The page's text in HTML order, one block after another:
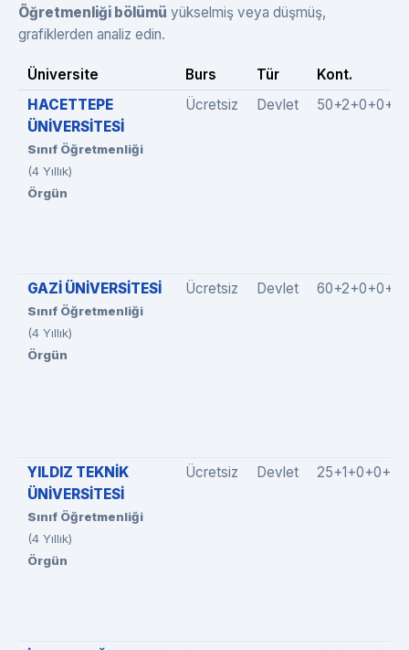
Öğretmenliği bölümü yükselmiş veya düşmüş,
grafiklerden analiz edin.
Üniversite Burs Tür
Kont.
HACETTEPE
ÜNİVERSİTESİ
Sınıf Öğretmenliği
(4 Yıllık)
Örgün
Ücretsiz Devlet 50+2+0+0+0
GAZİ ÜNİVERSİTESİ
Sınıf Öğretmenliği
(4 Yıllık)
Örgün
Ücretsiz Devlet 60+2+0+0+0
YILDIZ TEKNİK
ÜNİVERSİTESİ
Sınıf Öğretmenliği
(4 Yıllık)
Örgün
Ücretsiz Devlet 25+1+0+0+0